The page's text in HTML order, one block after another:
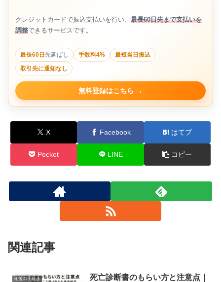
クレジットカードで振込支払いを行い、 最長60日先まで支払いを
調整できるサービスです。
最長60日先延ばし 手数料4%
最短当日振込
取引先に通知なし
無料登録はこちら
X Facebook はてブ
Pocket LINE コピー
関連記事
死後の手続き
死亡診断書のもらい方と注意点｜